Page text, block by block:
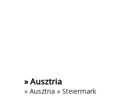
» Ausztria
» Ausztria » Steiermark